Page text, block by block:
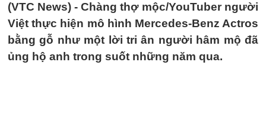
(VTC News) - Chàng thợ mộc/YouTuber người
Việt thực hiện mô hình Mercedes-Benz Actros
bằng gỗ như một lời tri ân người hâm mộ đã
ủng hộ anh trong suốt những năm qua.